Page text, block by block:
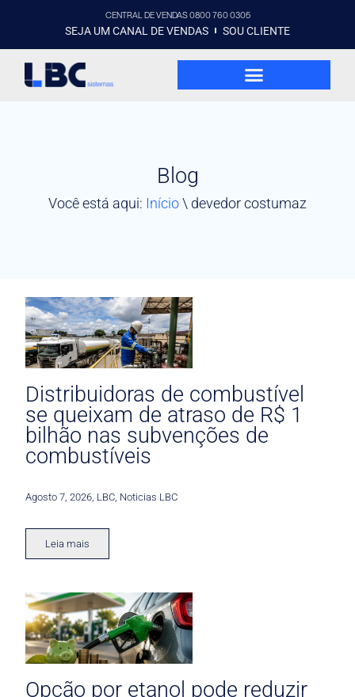
CENTRAL DE VENDAS 0800 760 0305
SEJA UM CANAL DE VENDAS SOU CLIENTE
Blog
Você está aqui: Início\ devedor costumaz
Distribuidoras de combustível
se queixam de atraso de R$ 1
bilhão nas subvenções de
combustíveis
Agosto 7, 2026 LBC Noticias LBC
Leia mais
Opção por etanol pode reduzir